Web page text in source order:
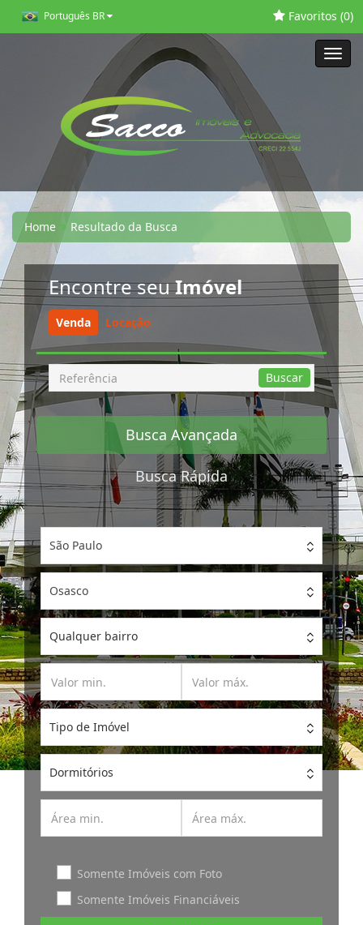
Português BR Favoritos (0)
Home Resultado da Busca
Encontre seuImóvel
Venda Locação
Busca
por
Referência
Buscar
Busca Avançada
Busca Rápida
São Paulo
Osasco
Qualquer bairro
Tipo de Imóvel
Dormitórios
Somente Imóveis com Foto
Somente Imóveis Financiáveis